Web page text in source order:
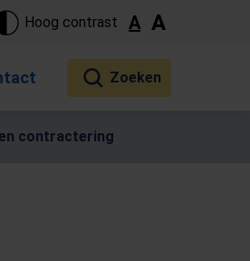
Hoog contrast A A
bewegen door aanraking
contractering